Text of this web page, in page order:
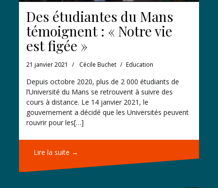
Des étudiantes du Mans
témoignent : « Notre vie
est figée »
21 janvier 2021 Cécile Buchet Education
Depuis octobre 2020, plus de 2 000 étudiants de
l’Université du Mans se retrouvent à suivre des
cours à distance. Le 14 janvier 2021, le
gouvernement a décidé que les Universités peuvent
rouvrir pour les[…]
Lire la suite →